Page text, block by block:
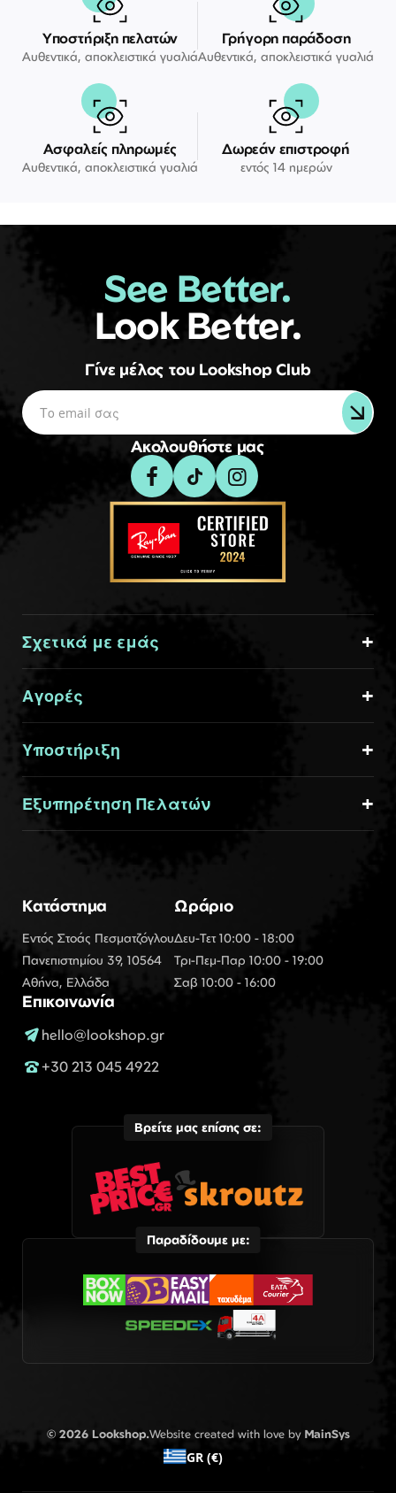
Υποστήριξη πελατών
Αυθεντικά, αποκλειστικά γυαλιά
Γρήγορη παράδοση
Αυθεντικά, αποκλειστικά γυαλιά
Ασφαλείς πληρωμές
Αυθεντικά, αποκλειστικά γυαλιά
Δωρεάν επιστροφή
εντός 14 ημερών
See Better.
Look Better.
Γίνε μέλος του Lookshop Club
Ακολουθήστε μας
Σχετικά με εμάς
Αγορές
Υποστήριξη
Εξυπηρέτηση Πελατών
Κατάστημα
Εντός Στοάς Πεσματζόγλου
Πανεπιστημίου 39, 10564
Αθήνα, Ελλάδα
Ωράριο
Δευ-Τετ 10:00 - 18:00
Τρι-Πεμ-Παρ 10:00 - 19:00
Σαβ 10:00 - 16:00
Επικοινωνία
hello@lookshop.gr
+30 213 045 4922
Βρείτε μας επίσης σε:
Παραδίδουμε με:
© 2026 Lookshop.Website created with love by MainSys
GR (€)